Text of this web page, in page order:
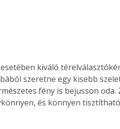
kiváló
szeretne egy kisebb
fény is bejusson
és könnyen